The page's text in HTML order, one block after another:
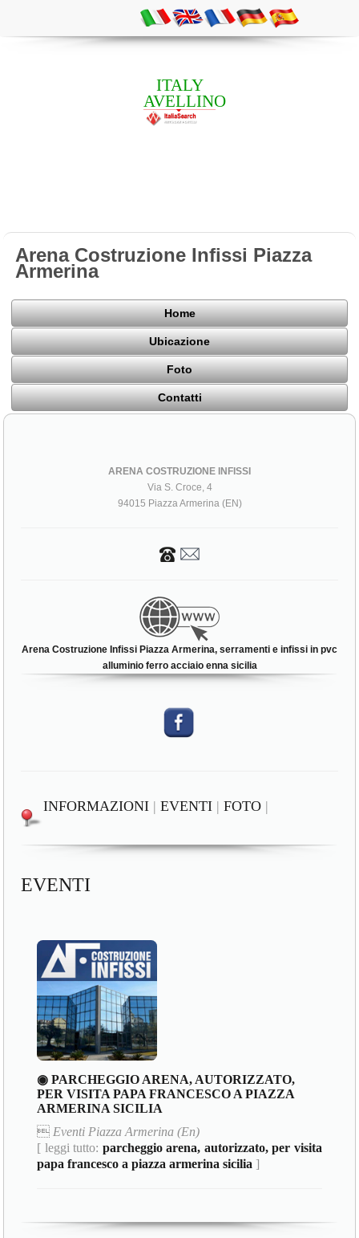
ITALY
AVELLINO
Arena Costruzione Infissi Piazza
Armerina
Home
Ubicazione
Foto
Contatti
ARENA COSTRUZIONE INFISSI
Via S. Croce, 4
94015 Piazza Armerina (EN)
Arena Costruzione Infissi Piazza Armerina, serramenti e infissi in pvc
alluminio ferro acciaio enna sicilia
INFORMAZIONI |EVENTI |FOTO |
EVENTI
◉ PARCHEGGIO ARENA, AUTORIZZATO,
PER VISITA PAPA FRANCESCO A PIAZZA
ARMERINA SICILIA
 Eventi Piazza Armerina (En)
[ leggi tutto: parcheggio arena, autorizzato, per visita
papa francesco a piazza armerina sicilia ]